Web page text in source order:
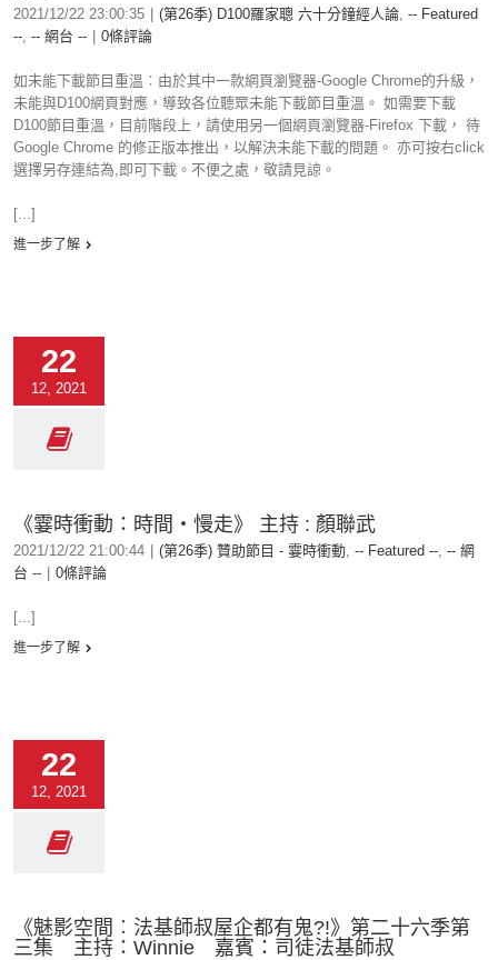
2021/12/22 23:00:35 (第26季) D100羅家聰 六十分鐘經人論, -- Featured
--, -- 網台 -- 0條評論
如未能下載節目重溫︰由於其中一款網頁瀏覽器-Google Chrome的升級，
未能與D100網頁對應，導致各位聽眾未能下載節目重溫。 如需要下載
D100節目重溫，目前階段上，請使用另一個網頁瀏覽器-Firefox 下載， 待
Google Chrome 的修正版本推出，以解決未能下載的問題。 亦可按右click
選擇另存連結為,即可下載。不便之處，敬請見諒。
[...]
進一步了解
22
12, 2021
《霎時衝動：時間‧慢走》 主持 : 顏聯武
2021/12/22 21:00:44 (第26季) 贊助節目 - 霎時衝動, -- Featured --, -- 網
台 --
0條評論
[...]
進一步了解
22
12, 2021
《魅影空間︰法基師叔屋企都有鬼?!》第二十六季第
三集 主持：Winnie 嘉賓：司徒法基師叔